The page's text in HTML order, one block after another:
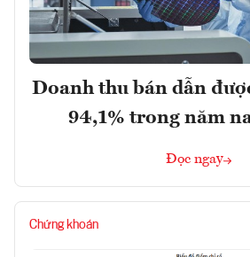
Doanh thu bán dẫn
94,1% trong năm
Đọc ngay
Chứng khoán